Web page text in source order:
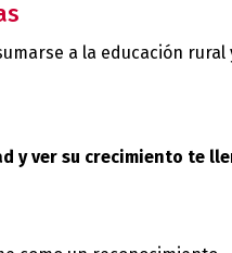
a la educación rural
y ver su crecimiento te